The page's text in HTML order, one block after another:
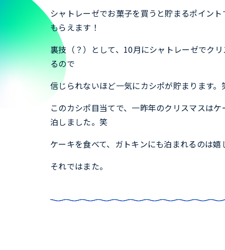
シャトレーゼでお菓子を買うと貯まるポイン
もらえます！
裏技（？）として、10月にシャトレーゼでク
るので
信じられないほど一気にカシポが貯まります。
このカシポ目当てで、一昨年のクリスマスは
泊しました。笑
ケーキを食べて、ガトキンにも泊まれるのは
それではまた。